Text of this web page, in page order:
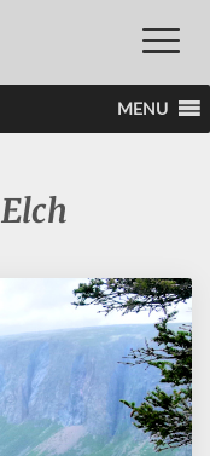
Toggle
MENU
Elch